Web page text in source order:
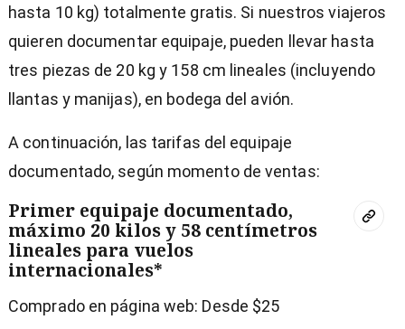
hasta 10 kg) totalmente gratis. Si nuestros viajeros
quieren documentar equipaje, pueden llevar hasta
tres piezas de 20 kg y 158 cm lineales (incluyendo
llantas y manijas), en bodega del avión.
A continuación, las tarifas del equipaje
documentado, según momento de ventas:
Primer equipaje documentado,
máximo 20 kilos y 58 centímetros
lineales para vuelos
internacionales*
Comprado en página web: Desde $25